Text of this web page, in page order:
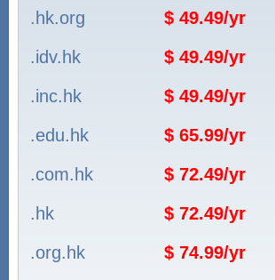
.hk.org
$ 49.49/yr
.idv.hk
$ 49.49/yr
.inc.hk
$ 49.49/yr
.edu.hk
$ 65.99/yr
.com.hk
$ 72.49/yr
.hk
$ 72.49/yr
.org.hk
$ 74.99/yr